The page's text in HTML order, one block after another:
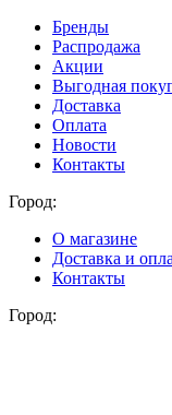
Бренды
Распродажа
Акции
Выгодная
Доставка
Оплата
Новости
Контакты
Город:
О магазине
Доставка и
Контакты
Город: